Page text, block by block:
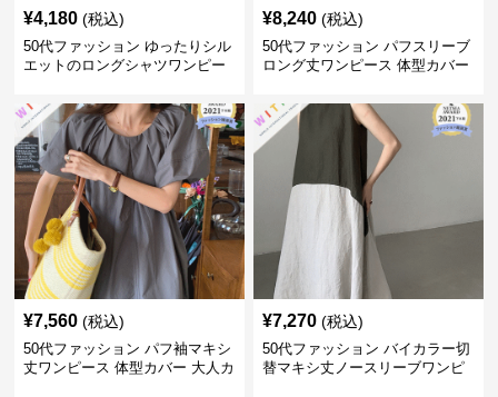
¥4,180 (税込)
50代ファッション ゆったりシル
エットのロングシャツワンピー
¥8,240 (税込)
50代ファッション パフスリーブ
ロング丈ワンピース 体型カバー
¥7,560 (税込)
50代ファッション パフ袖マキシ
丈ワンピース 体型カバー 大人カ
¥7,270 (税込)
50代ファッション バイカラー切
替マキシ丈ノースリーブワンピ